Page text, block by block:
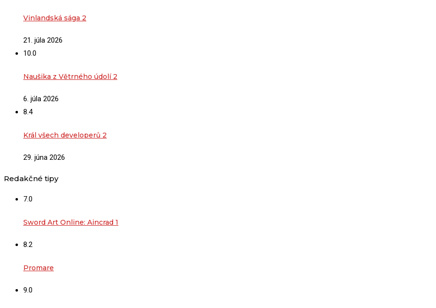
Vinlandská sága 2
21. júla 2026
10.0
Naušika z Větrného údolí 2
6. júla 2026
8.4
Král všech developerů 2
29. júna 2026
Redakčné tipy
7.0
Sword Art Online: Aincrad 1
8.2
Promare
9.0